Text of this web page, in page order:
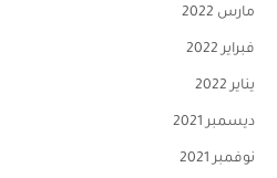
مارس 2022
فبراير 2022
يناير 2022
ديسمبر 2021
نوفمبر 2021